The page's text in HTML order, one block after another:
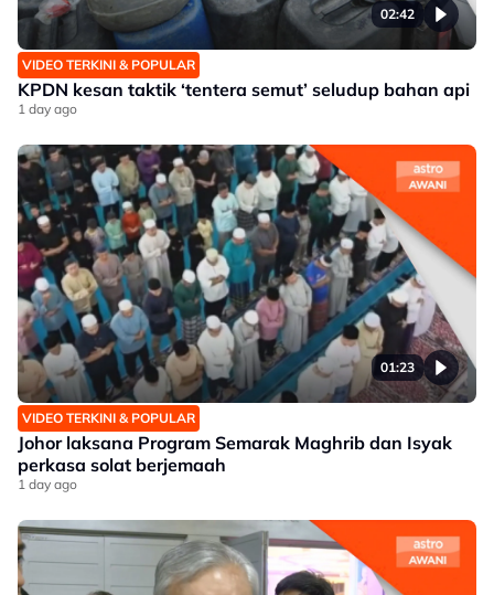
02:42
VIDEO TERKINI & POPULAR
KPDN kesan taktik ‘tentera semut’ seludup bahan api
1 day ago
01:23
VIDEO TERKINI & POPULAR
Johor laksana Program Semarak Maghrib dan Isyak
perkasa solat berjemaah
1 day ago